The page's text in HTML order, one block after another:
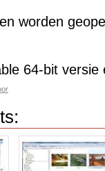
worden
64-bit